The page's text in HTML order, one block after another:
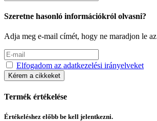
Szeretne hasonló információkról olvasni?
Adja meg e-mail címét, hogy ne maradjon le
Elfogadom az adatkezelési irányelveket
Kérem a cikkeket
Termék értékelése
Értékeléshez előbb be kell jelentkezni.